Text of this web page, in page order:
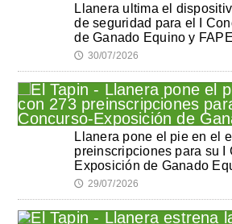
Llanera ultima el
de seguridad para el I
de Ganado Equino y
🕔 30/07/2026
Llanera pone el pie en el
preinscripciones para su I
Exposición de Ganado
🕔 29/07/2026